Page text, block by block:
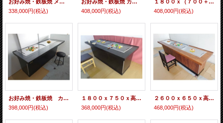
お好み焼・鉄板焼 メイン カウンター １２００×（８００＋パイプ５０）ｘ高さ７５０ 即納可 /
338,000円(税込)
お好み焼・鉄板焼 カウンター １８００ｘ（７００＋パイプ５０）ｘ高さ７５０ 白石目柄 即納可/
408,000円(税込)
１８００ｘ（７００＋パイプ５０）ｘ高さ７５０ 古木柄 即納可/
408,000円(税込)
お好み焼・鉄板焼 カウンター 1800ｘ（700＋パイプ50）ｘ高さ７５０ 黒木目 鉄板１枚メインの焼き専/
398,000円(税込)
１８００ｘ７５０ｘ高さ７５０ お好み焼き・鉄板焼カウンター/
368,000円(税込)
２６００ｘ６５０ｘ高さ７５０ 中央メイン焼鉄板付 注文生産/
468,000円(税込)